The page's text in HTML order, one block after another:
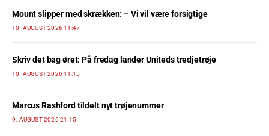
Mount slipper med skrækken: – Vi vil være forsigtige
10. AUGUST 2026 11:47
Skriv det bag øret: På fredag lander Uniteds tredjetrøje
10. AUGUST 2026 11:15
Marcus Rashford tildelt nyt trøjenummer
9. AUGUST 2026 21:15